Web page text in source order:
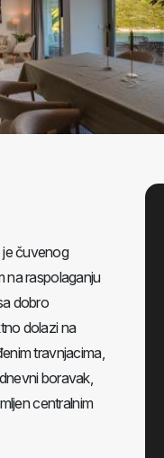
čuvenog
na raspolaganju
dobro
dolazi na
travnjacima,
boravak,
centralnim